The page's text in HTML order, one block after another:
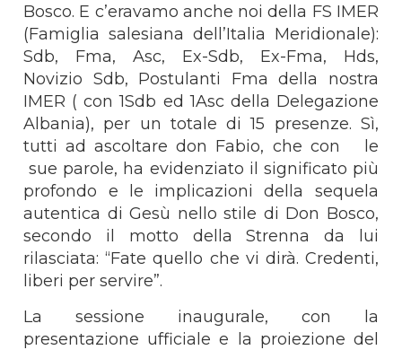
Bosco. E c’eravamo anche noi della FS IMER
(Famiglia salesiana dell’Italia Meridionale):
Sdb, Fma, Asc, Ex-Sdb, Ex-Fma, Hds,
Novizio Sdb, Postulanti Fma della nostra
IMER ( con 1Sdb ed 1Asc della Delegazione
Albania), per un totale di 15 presenze. Sì,
tutti ad ascoltare don Fabio, che con le
sue parole, ha evidenziato il significato più
profondo e le implicazioni della sequela
autentica di Gesù nello stile di Don Bosco,
secondo il motto della Strenna da lui
rilasciata: “Fate quello che vi dirà. Credenti,
liberi per servire”.
La sessione inaugurale, con la
presentazione ufficiale e la proiezione del